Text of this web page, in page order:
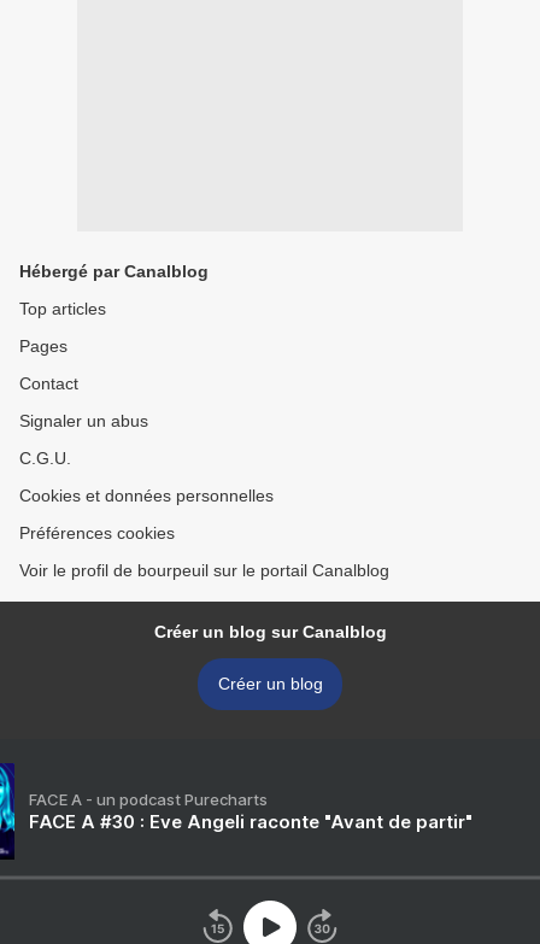
Hébergé par Canalblog
Top articles
Pages
Contact
Signaler un abus
C.G.U.
Cookies et données personnelles
Préférences cookies
Voir le profil de bourpeuil sur le portail Canalblog
Créer un blog sur Canalblog
Créer un blog
FACE A - un podcast Purecharts
FACE A #30 : Eve Angeli raconte "Avant de partir"